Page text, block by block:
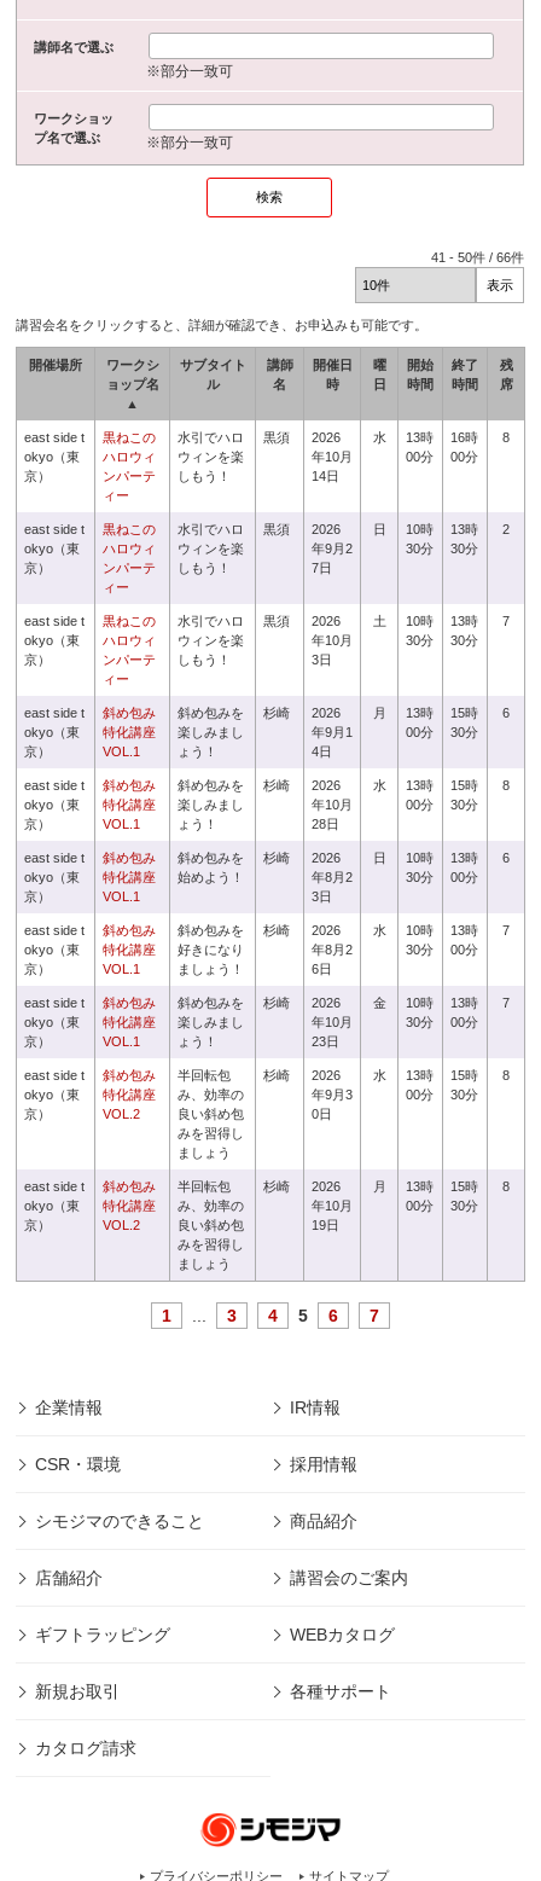
講師名で選ぶ
※部分一致可
ワークショッ
プ名で選ぶ
※部分一致可
41 -50件 /66件
講習会名をクリックすると、詳細が確認でき、お申込みも可能です。
開催場所
ワークシ
ョップ名
▲
サブタイト
ル
講師
名
開催日
時
曜
日
開始
時間
終了
時間
残
席
east side t
okyo（東
京）
黒ねこの
ハロウィ
ンパーテ
ィー
水引でハロ
ウィンを楽
しもう！
黒須
2026
年10月
14日
水
13時
00分
16時
00分
8
east side t
okyo（東
京）
黒ねこの
ハロウィ
ンパーテ
ィー
水引でハロ
ウィンを楽
しもう！
黒須
2026
年9月2
7日
日
10時
30分
13時
30分
2
east side t
okyo（東
京）
黒ねこの
ハロウィ
ンパーテ
ィー
水引でハロ
ウィンを楽
しもう！
黒須
2026
年10月
3日
土
10時
30分
13時
30分
7
east side t
okyo（東
京）
斜め包み
特化講座
VOL.1
斜め包みを
楽しみまし
ょう！
杉崎
2026
年9月1
4日
月
13時
00分
15時
30分
6
east side t
okyo（東
京）
斜め包み
特化講座
VOL.1
斜め包みを
楽しみまし
ょう！
杉崎
2026
年10月
28日
水
13時
00分
15時
30分
8
east side t
okyo（東
京）
斜め包み
特化講座
VOL.1
斜め包みを
始めよう！
杉崎
2026
年8月2
3日
日
10時
30分
13時
00分
6
east side t
okyo（東
京）
斜め包み
特化講座
VOL.1
斜め包みを
好きになり
ましょう！
杉崎
2026
年8月2
6日
水
10時
30分
13時
00分
7
east side t
okyo（東
京）
斜め包み
特化講座
VOL.1
斜め包みを
楽しみまし
ょう！
杉崎
2026
年10月
23日
金
10時
30分
13時
00分
7
east side t
okyo（東
京）
斜め包み
特化講座
VOL.2
半回転包
み、効率の
良い斜め包
みを習得し
ましょう
杉崎
2026
年9月3
0日
水
13時
00分
15時
30分
8
east side t
okyo（東
京）
斜め包み
特化講座
VOL.2
半回転包
み、効率の
良い斜め包
みを習得し
ましょう
杉崎
2026
年10月
19日
月
13時
00分
15時
30分
8
1 3 4 5 6 7
企業情報 IR情報
CSR・環境 採用情報
シモジマのできること 商品紹介
店舗紹介 講習会のご案内
ギフトラッピング WEBカタログ
新規お取引 各種サポート
カタログ請求
プライバシーポリシー サイトマップ